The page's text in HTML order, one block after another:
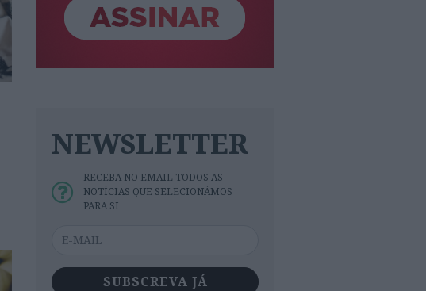
NEWSLETTER
RECEBA NO EMAIL TODOS AS
NOTÍCIAS QUE SELECIONÁMOS
PARA SI
SUBSCREVA JÁ